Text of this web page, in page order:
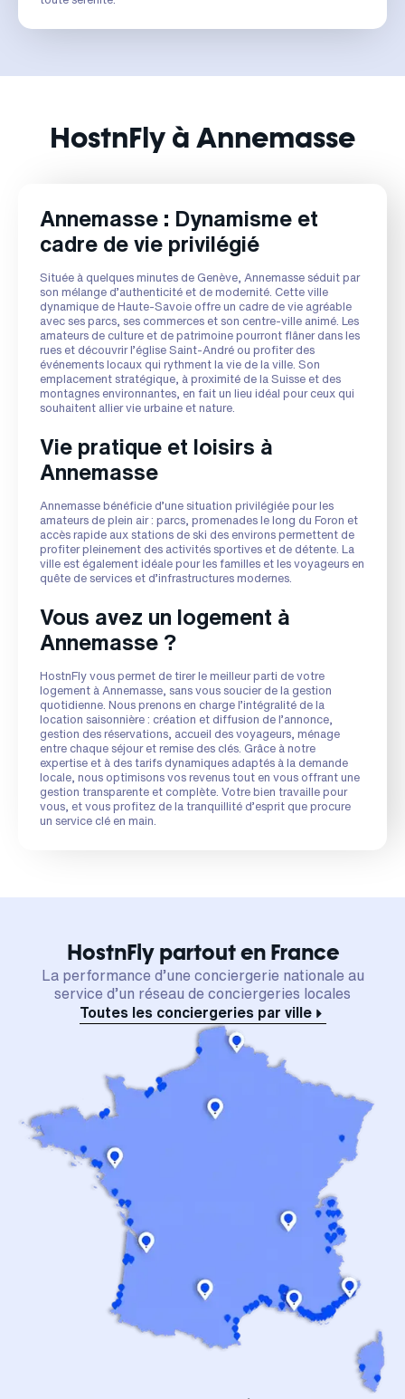
HostnFly à Annemasse
Annemasse : Dynamisme et
cadre de vie privilégié
Située à quelques minutes de Genève, Annemasse séduit par
son mélange d’authenticité et de modernité. Cette ville
dynamique de Haute-Savoie offre un cadre de vie agréable
avec ses parcs, ses commerces et son centre-ville animé. Les
amateurs de culture et de patrimoine pourront flâner dans les
rues et découvrir l’église Saint-André ou profiter des
événements locaux qui rythment la vie de la ville. Son
emplacement stratégique, à proximité de la Suisse et des
montagnes environnantes, en fait un lieu idéal pour ceux qui
souhaitent allier vie urbaine et nature.
Vie pratique et loisirs à
Annemasse
Annemasse bénéficie d’une situation privilégiée pour les
amateurs de plein air : parcs, promenades le long du Foron et
accès rapide aux stations de ski des environs permettent de
profiter pleinement des activités sportives et de détente. La
ville est également idéale pour les familles et les voyageurs en
quête de services et d’infrastructures modernes.
Vous avez un logement à
Annemasse ?
HostnFly vous permet de tirer le meilleur parti de votre
logement à Annemasse, sans vous soucier de la gestion
quotidienne. Nous prenons en charge l’intégralité de la
location saisonnière : création et diffusion de l’annonce,
gestion des réservations, accueil des voyageurs, ménage
entre chaque séjour et remise des clés. Grâce à notre
expertise et à des tarifs dynamiques adaptés à la demande
locale, nous optimisons vos revenus tout en vous offrant une
gestion transparente et complète. Votre bien travaille pour
vous, et vous profitez de la tranquillité d’esprit que procure
un service clé en main.
HostnFly partout en France
La performance d’une conciergerie nationale au
service d’un réseau de conciergeries locales
Toutes les conciergeries par ville